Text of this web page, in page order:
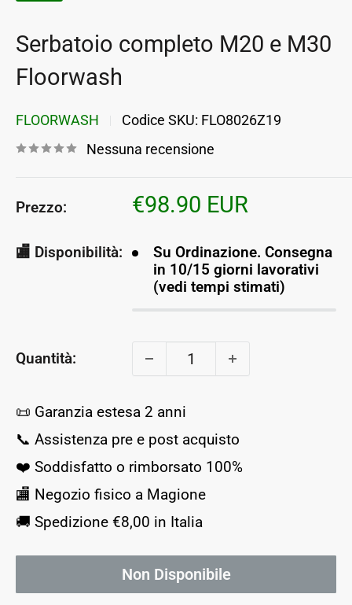
Serbatoio completo M20 e M30
Floorwash
FLOORWASH Codice SKU: FLO8026Z19
Nessuna recensione
Prezzo:
Prezzo
€98.90 EUR
🏬 Disponibilità:
Su Ordinazione. Consegna
in 10/15 giorni lavorativi
(vedi tempi stimati)
Quantità:
📜 Garanzia estesa 2 anni
📞 Assistenza pre e post acquisto
❤️ Soddisfatto o rimborsato 100%
🏬 Negozio fisico a Magione
🚚 Spedizione €8,00 in Italia
Non Disponibile